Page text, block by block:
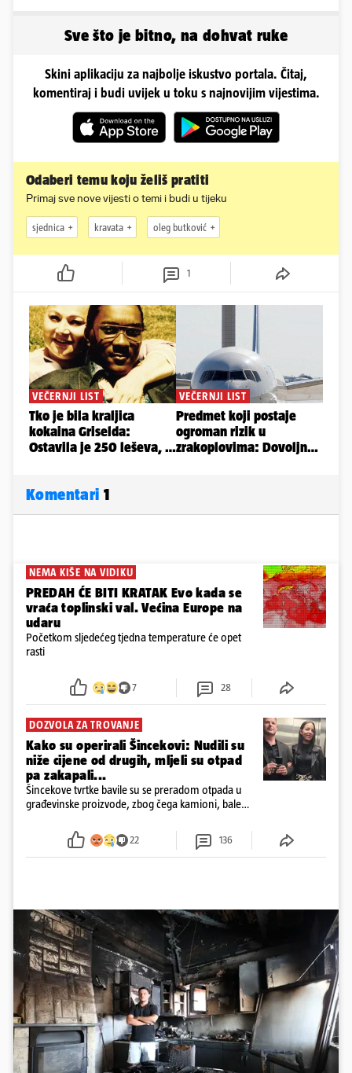
Sve što je bitno, na dohvat ruke
Skini aplikaciju za najbolje iskustvo portala. Čitaj,
komentiraj i budi uvijek u toku s najnovijim vijestima.
Odaberi temu koju želiš pratiti
Primaj sve nove vijesti o temi i budi u tijeku
sjednica kravata oleg butković
1
Komentari 1
NEMA KIŠE NA VIDIKU
PREDAH ĆE BITI KRATAK Evo kada se
vraća toplinski val. Većina Europe na
udaru
Početkom sljedećeg tjedna temperature će opet
rasti
7 28
DOZVOLA ZA TROVANJE
Kako su operirali Šincekovi: Nudili su
niže cijene od drugih, mljeli su otpad
pa zakapali...
Šincekove tvrtke bavile su se preradom otpada u
građevinske proizvode, zbog čega kamioni, bale
22 136